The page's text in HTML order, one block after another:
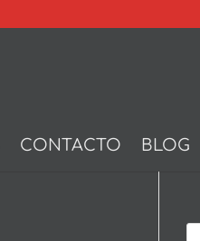
CONTACTO BLOG